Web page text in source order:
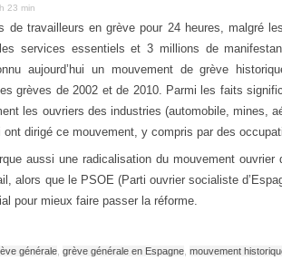
23 min
de travailleurs en grève pour 24 heures, malgré
services essentiels et 3 millions de
aujourd’hui un mouvement de grève
grèves de 2002 et de 2010. Parmi les faits
les ouvriers des industries (automobile, mines,
dirigé ce mouvement, y compris par des
aussi une radicalisation du mouvement
alors que le PSOE (Parti ouvrier socialiste
pour mieux faire passer la réforme.
générale grève générale en Espagne mouvement